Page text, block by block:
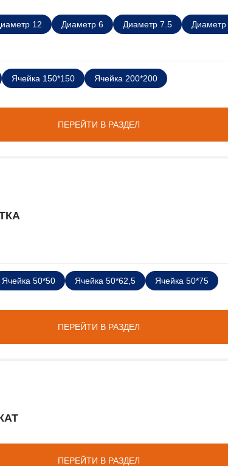
ПЕРЕЙТИ В РАЗДЕЛ
12 Диаметр 6 Диаметр 7.5
Диаметр
Ячейка 150*150 Ячейка 200*200
ПЕРЕЙТИ В РАЗДЕЛ
Ячейка 50*50 Ячейка 50*62,5 Ячейка 50*75
ПЕРЕЙТИ В РАЗДЕЛ